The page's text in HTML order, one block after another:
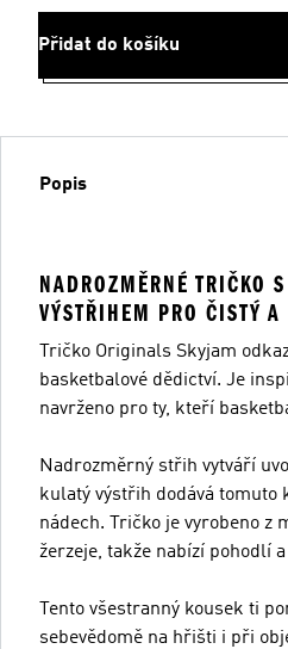
Přidat do košíku
Popis
NADROZMĚRNÉ TRIČKO
VÝSTŘIHEM PRO ČISTÝ
Tričko Originals Skyjam
basketbalové dědictví. Je
navrženo pro ty, kteří
Nadrozměrný střih vytváří
kulatý výstřih dodává tomuto
nádech. Tričko je vyrobeno z
žerzeje, takže nabízí pohodlí
Tento všestranný kousek ti
sebevědomě na hřišti i při